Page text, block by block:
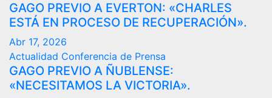
GAGO PREVIO A EVERTON: «CHARLES
ESTÁ EN PROCESO DE RECUPERACIÓN».
Abr 17, 2026
Actualidad Conferencia de Prensa
GAGO PREVIO A ÑUBLENSE:
«NECESITAMOS LA VICTORIA».